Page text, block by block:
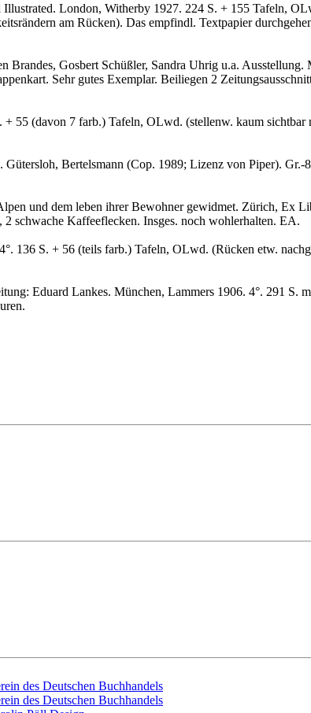
London, Witherby 1927. 224 S. + 155 Tafeln,
am Rücken). Das empfindl. Textpapier
Brandes, Gosbert Schüßler, Sandra Uhrig u.a. Ausstellung.
Sehr gutes Exemplar. Beiliegen 2
55 (davon 7 farb.) Tafeln, OLwd. (stellenw. kaum sichtbar
Bertelsmann (Cop. 1989; Lizenz von Piper). Gr.-
und dem leben ihrer Bewohner gewidmet. Zürich, Ex
schwache Kaffeeflecken. Insges. noch wohlerhalten. EA.
136 S. + 56 (teils farb.) Tafeln, OLwd. (Rücken etw.
Eduard Lankes. München, Lammers 1906. 4°. 291 S.